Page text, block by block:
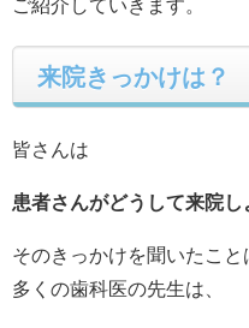
ご紹介していきます。
来院きっかけは？
皆さんは
患者さんがどうして来院
そのきっかけを聞いたこと
多くの歯科医の先生は、